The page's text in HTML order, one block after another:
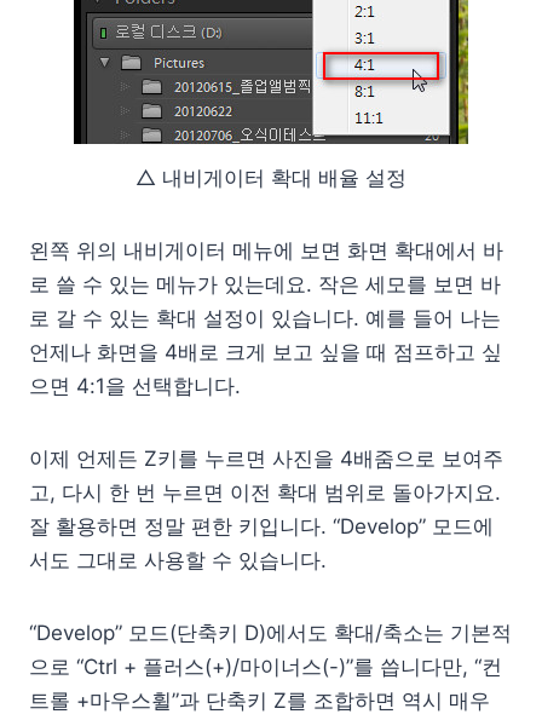
△ 내비게이터 확대 배율 설정
왼쪽 위의 내비게이터 메뉴에 보면 화면 확대에서 바
로 쓸 수 있는 메뉴가 있는데요. 작은 세모를 보면 바
로 갈 수 있는 확대 설정이 있습니다. 예를 들어 나는
언제나 화면을 4배로 크게 보고 싶을 때 점프하고 싶
으면 4:1을 선택합니다.
이제 언제든 Z키를 누르면 사진을 4배줌으로 보여주
고, 다시 한 번 누르면 이전 확대 범위로 돌아가지요.
잘 활용하면 정말 편한 키입니다. “Develop” 모드에
서도 그대로 사용할 수 있습니다.
“Develop” 모드(단축키 D)에서도 확대/축소는 기본적
으로 “Ctrl + 플러스(+)/마이너스(-)”를 씁니다만, “컨
트롤 +마우스휠”과 단축키 Z를 조합하면 역시 매우